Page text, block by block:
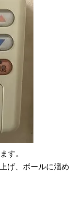
す。
げ、ボールに溜め